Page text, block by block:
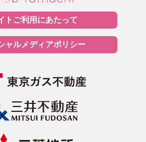
トご利用にあたって
ャルメディアポリシー